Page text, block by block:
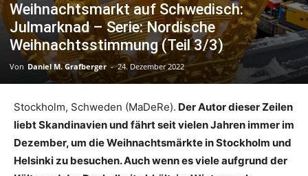
Weihnachtsmarkt auf Schwedisch:
Julmarknad – Serie: Nordische
Weihnachtsstimmung (Teil 3/3)
Von Daniel M. Grafberger - 24. Dezember 2022
Stockholm, Schweden (MaDeRe). Der Autor dieser Zeilen
liebt Skandinavien und fährt seit vielen Jahren immer im
Dezember, um die Weihnachtsmärkte in Stockholm und
Helsinki zu besuchen. Auch wenn es viele aufgrund der